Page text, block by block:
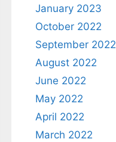
January 2023
October 2022
September 2022
August 2022
June 2022
May 2022
April 2022
March 2022